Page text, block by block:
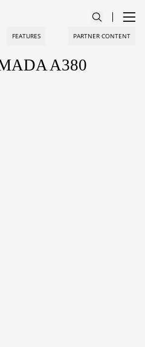
FEATURES PARTNER CONTENT
A380